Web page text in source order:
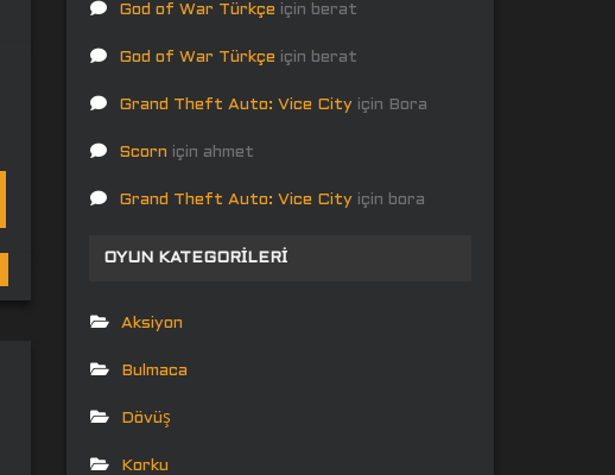
God of War Türkçe için berat
God of War Türkçe için berat
Grand Theft Auto: Vice City için Bora
Scorn için ahmet
Grand Theft Auto: Vice City için bora
OYUN KATEGORILERI
Aksiyon
Bulmaca
Dövüş
Korku